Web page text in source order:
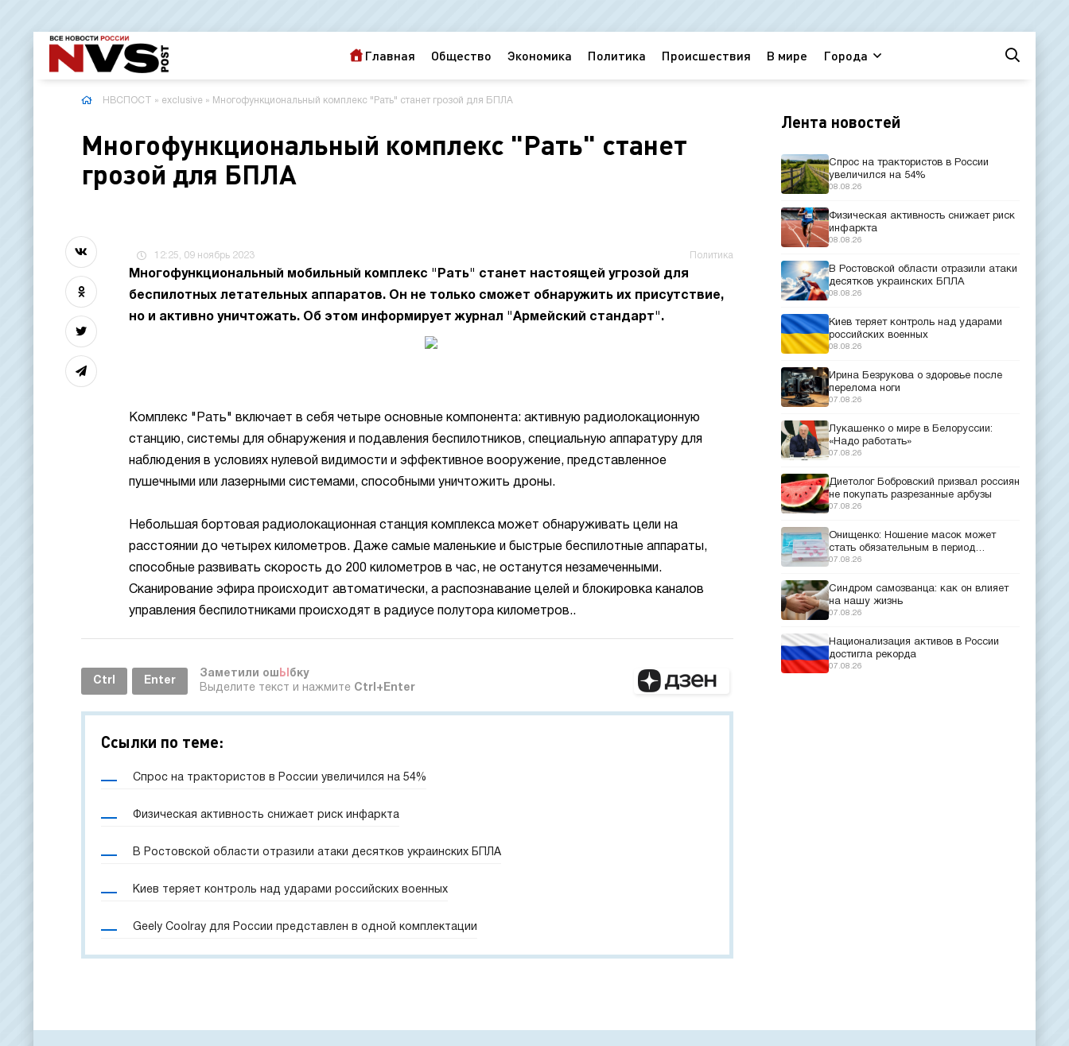
Главная Общество Экономика Политика Происшествия В мире Города
НВСПОСТ » exclusive » Многофункциональный комплекс "Рать" станет грозой для БПЛА
Многофункциональный комплекс "Рать" станет
грозой для БПЛА
12:25, 09 ноябрь 2023 Политика
Многофункциональный мобильный комплекс "Рать" станет настоящей угрозой для
беспилотных летательных аппаратов. Он не только сможет обнаружить их присутствие,
но и активно уничтожать. Об этом информирует журнал "Армейский стандарт".
Комплекс "Рать" включает в себя четыре основные компонента: активную радиолокационную
станцию, системы для обнаружения и подавления беспилотников, специальную аппаратуру для
наблюдения в условиях нулевой видимости и эффективное вооружение, представленное
пушечными или лазерными системами, способными уничтожить дроны.
Небольшая бортовая радиолокационная станция комплекса может обнаруживать цели на
расстоянии до четырех километров. Даже самые маленькие и быстрые беспилотные аппараты,
способные развивать скорость до 200 километров в час, не останутся незамеченными.
Сканирование эфира происходит автоматически, а распознавание целей и блокировка каналов
управления беспилотниками происходят в радиусе полутора километров..
Ctrl Enter
Заметили ош Ы бку
Выделите текст и нажмите Ctrl+Enter
Ссылки по теме:
Спрос на трактористов в России увеличился на 54%
Физическая активность снижает риск инфаркта
В Ростовской области отразили атаки десятков украинских БПЛА
Киев теряет контроль над ударами российских военных
Geely Coolray для России представлен в одной комплектации
Лента новостей
Спрос на трактористов в России
увеличился на 54%
08.08.26
Физическая активность снижает риск
инфаркта
08.08.26
В Ростовской области отразили атаки
десятков украинских БПЛА
08.08.26
Киев теряет контроль над ударами
российских военных
08.08.26
Ирина Безрукова о здоровье после
перелома ноги
07.08.26
Лукашенко о мире в Белоруссии:
«Надо работать»
07.08.26
Диетолог Бобровский призвал россиян
не покупать разрезанные арбузы
07.08.26
Онищенко: Ношение масок может
стать обязательным в период
эпидемий
07.08.26
Синдром самозванца: как он влияет
на нашу жизнь
07.08.26
Национализация активов в России
достигла рекорда
07.08.26